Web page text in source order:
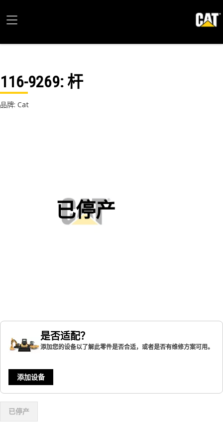
116-9269: 杆
品牌: Cat
已停产
是否适配？
添加您的设备以了解此零件是否合适，或者是否有维修方案可用。
添加设备
已停产